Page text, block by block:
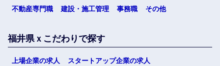
不動産専門職
建設・施工管理 事務職 その他
福井県ｘこだわりで探す
上場企業の求人
スタートアップ企業の求人